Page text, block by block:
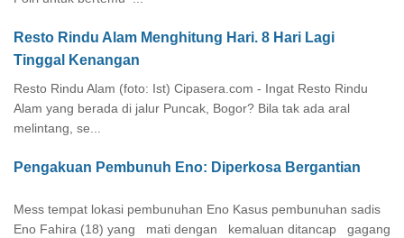
Resto Rindu Alam Menghitung Hari. 8 Hari Lagi
Tinggal Kenangan
Resto Rindu Alam (foto: Ist) Cipasera.com - Ingat Resto Rindu
Alam yang berada di jalur Puncak, Bogor? Bila tak ada aral
melintang, se...
Pengakuan Pembunuh Eno: Diperkosa Bergantian
Mess tempat lokasi pembunuhan Eno Kasus pembunuhan sadis
Eno Fahira (18) yang mati dengan kemaluan ditancap gagang